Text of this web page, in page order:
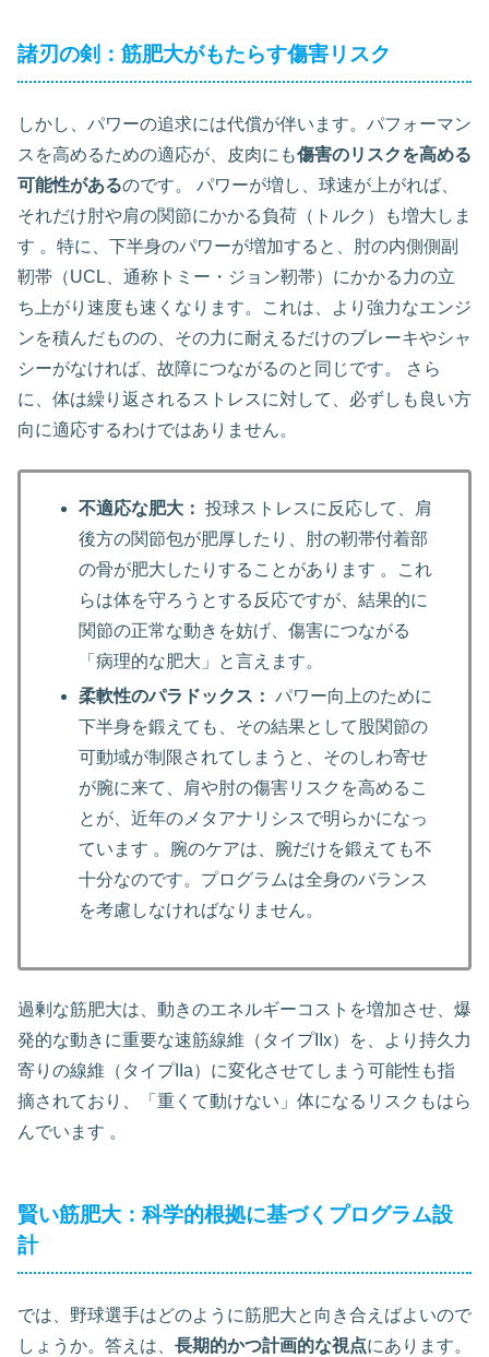
諸刃の剣：筋肥大がもたらす傷害リスク
しかし、パワーの追求には代償が伴います。パフォーマン
スを高めるための適応が、皮肉にも傷害のリスクを高める
可能性があるのです。 パワーが増し、球速が上がれば、
それだけ肘や肩の関節にかかる負荷（トルク）も増大しま
す 。特に、下半身のパワーが増加すると、肘の内側側副
靭帯（UCL、通称トミー・ジョン靭帯）にかかる力の立
ち上がり速度も速くなります。これは、より強力なエンジ
ンを積んだものの、その力に耐えるだけのブレーキやシャ
シーがなければ、故障につながるのと同じです。 さら
に、体は繰り返されるストレスに対して、必ずしも良い方
向に適応するわけではありません。
不適応な肥大： 投球ストレスに反応して、肩
後方の関節包が肥厚したり、肘の靭帯付着部
の骨が肥大したりすることがあります 。これ
らは体を守ろうとする反応ですが、結果的に
関節の正常な動きを妨げ、傷害につながる
「病理的な肥大」と言えます。
柔軟性のパラドックス： パワー向上のために
下半身を鍛えても、その結果として股関節の
可動域が制限されてしまうと、そのしわ寄せ
が腕に来て、肩や肘の傷害リスクを高めるこ
とが、近年のメタアナリシスで明らかになっ
ています 。腕のケアは、腕だけを鍛えても不
十分なのです。プログラムは全身のバランス
を考慮しなければなりません。
過剰な筋肥大は、動きのエネルギーコストを増加させ、爆
発的な動きに重要な速筋線維（タイプIIx）を、より持久力
寄りの線維（タイプIIa）に変化させてしまう可能性も指
摘されており、「重くて動けない」体になるリスクもはら
んでいます 。
賢い筋肥大：科学的根拠に基づくプログラム設
計
では、野球選手はどのように筋肥大と向き合えばよいので
しょうか。答えは、 長期的かつ計画的な視点にあります。